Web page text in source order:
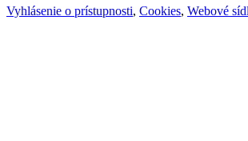
Vyhlásenie o prístupnosti, Cookies, Webové